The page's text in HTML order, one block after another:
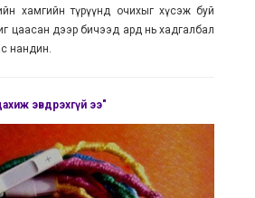
хамгийн түрүүнд очихыг хүсэж буй
цаасан дээр бичээд ард нь хадгалбал
нандин.
эвдрэхгүй ээ"